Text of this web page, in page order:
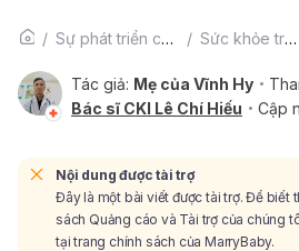
Sự phát triển của trẻ Sức khỏe trẻ em
Tác giả: Mẹ của Vĩnh Hy
Bác sĩ CKI Lê Chí Hiếu
Cập
Nội dung được tài trợ
Đây là một bài viết được tài trợ. Để biết
sách Quảng cáo và Tài trợ của chúng
tại trang chính sách của MarryBaby.